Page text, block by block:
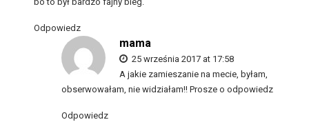
Odpowiedz
mama
25 września 2017 at 17:58
A jakie zamieszanie na mecie, byłam,
obserwowałam, nie widziałam!! Prosze o odpowiedz
Odpowiedz